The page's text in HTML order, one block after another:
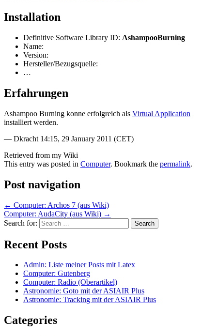
Installation
Definitive Software Library ID: AshampooBurning
Name:
Version:
Hersteller/Bezugsquelle:
…
Erfahrungen
Ashampoo Burning konne erfolgreich als Virtual Application
installiert werden.
— Dkracht 14:15, 29 January 2011 (CET)
Retrieved from my Wiki
This entry was posted in Computer. Bookmark the permalink.
Post navigation
← Computer: Archos 7 (aus Wiki)
Computer: AudaCity (aus Wiki) →
Search for:
Recent Posts
Admin: Liste meiner Posts mit Latex
Computer: Gutenberg
Computer: Radio (Oberartikel)
Astronomie: Goto mit der ASIAIR Plus
Astronomie: Tracking mit der ASIAIR Plus
Categories